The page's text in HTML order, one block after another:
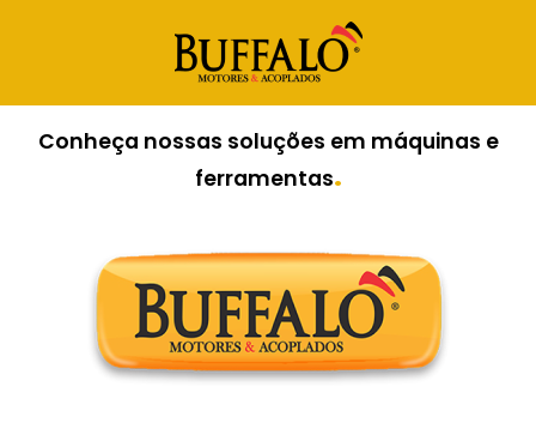
Conheça nossas soluções em máquinas e
ferramentas.